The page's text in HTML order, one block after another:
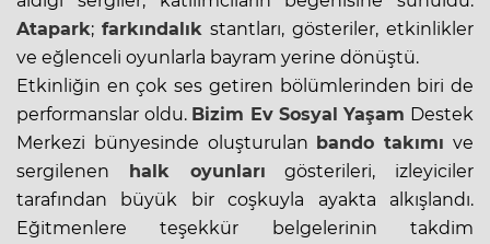
Atapark; farkındalık stantları, gösteriler, etkinlikler
ve eğlenceli oyunlarla bayram yerine dönüştü.
Etkinliğin en çok ses getiren bölümlerinden biri de
performanslar oldu. Bizim Ev Sosyal Yaşam Destek
Merkezi bünyesinde oluşturulan bando takımı ve
sergilenen halk oyunları gösterileri, izleyiciler
tarafından büyük bir coşkuyla ayakta alkışlandı.
Eğitmenlere teşekkür belgelerinin takdim